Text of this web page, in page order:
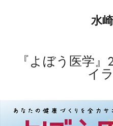
水
『よぼう医学
イ